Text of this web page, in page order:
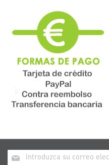
Inscríbase